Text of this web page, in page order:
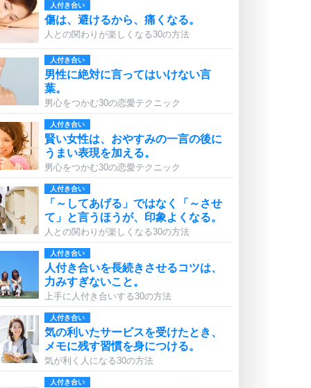
人付き合い
傷は、避けるから、痛くなる。
人との関わりが楽しくなる30の方法
人付き合い
男性に絶対に言ってはいけない言
葉。
男心をつかむ30の恋愛テクニック
人付き合い
賢い女性は、おやすみの一言の後に
うまい表現を加える。
男心をつかむ30の恋愛テクニック
人付き合い
「～してあげる」ではなく「～させ
て」と言うほうが、印象よくなる。
人との関わりが楽しくなる30の方法
人付き合い
人付き合いを長続きさせるコツは、
力みすぎないこと。
上手に人付き合いする30の方法
人付き合い
気の利いたサービスを受けたとき、
メモに残す習慣を身につける。
気が利く人になる30の方法
人付き合い